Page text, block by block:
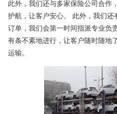
此外，我们还与多家保险公司合作
护航，让客户安心。 此外，我们
订单，我们会第一时间指派专业负
有条不紊地进行，让客户随时随地
运输。